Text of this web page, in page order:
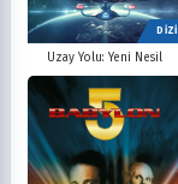
DİZİ
Uzay Yolu: Yeni Nesil